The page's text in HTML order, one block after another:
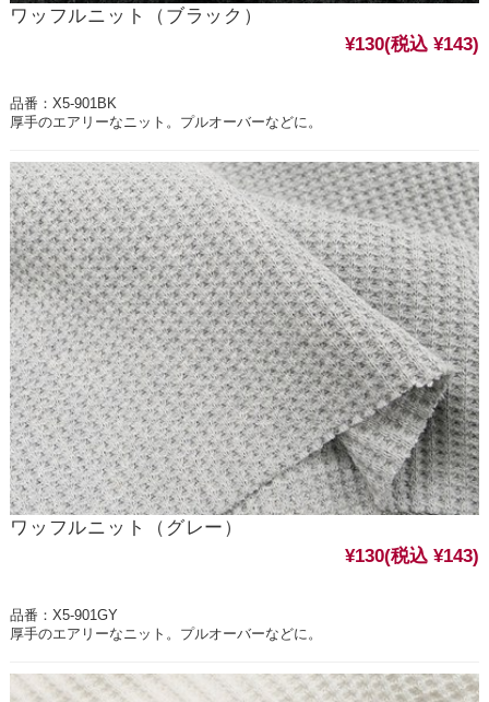
ワッフルニット（ブラック）
¥130(税込 ¥143)
品番：X5-901BK
厚手のエアリーなニット。プルオーバーなどに。
ワッフルニット（グレー）
¥130(税込 ¥143)
品番：X5-901GY
厚手のエアリーなニット。プルオーバーなどに。